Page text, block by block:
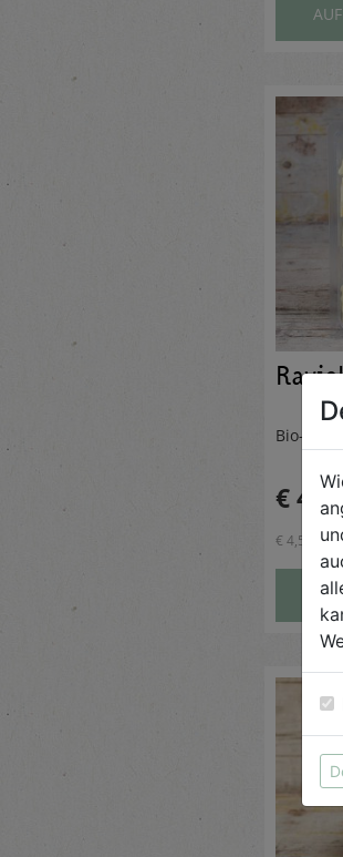
Bio-verde
€
€ 4,59 /